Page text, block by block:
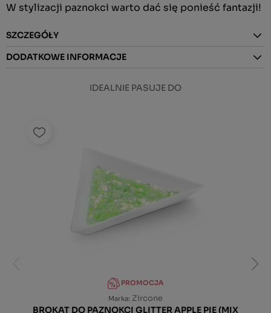
W stylizacji paznokci warto dać się ponieść fantazji!
SZCZEGÓŁY
DODATKOWE INFORMACJE
IDEALNIE PASUJE DO
PROMOCJA
Marka: Zircone
BROKAT DO PAZNOKCI GLITTER APPLE PIE (MIX